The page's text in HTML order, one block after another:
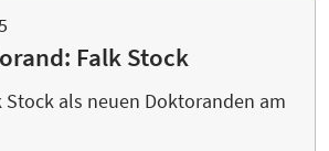
Falk Stock
Stock als neuen Doktoranden am